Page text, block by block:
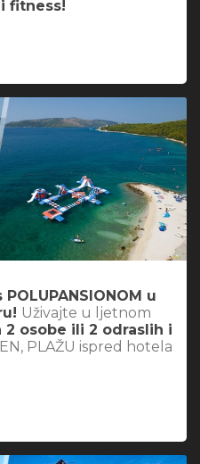
i fitness!
u
Uživajte u ljetnom
osobe ili 2 odraslih i
PLAŽU ispred hotela